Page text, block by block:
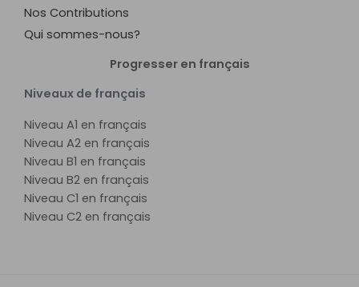
Nos Contributions
Qui sommes-nous?
Progresser en français
Niveaux de français
Niveau A1 en français
Niveau A2 en français
Niveau B1 en français
Niveau B2 en français
Niveau C1 en français
Niveau C2 en français